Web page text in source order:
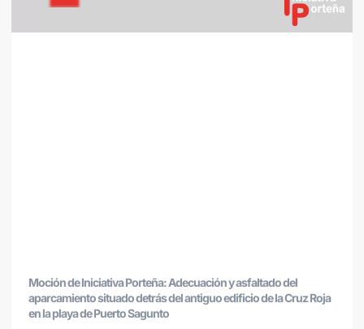
Moción de Iniciativa Porteña: Adecuación y asfaltado del
aparcamiento situado detrás del antiguo edificio de la Cruz Roja
en la playa de Puerto Sagunto